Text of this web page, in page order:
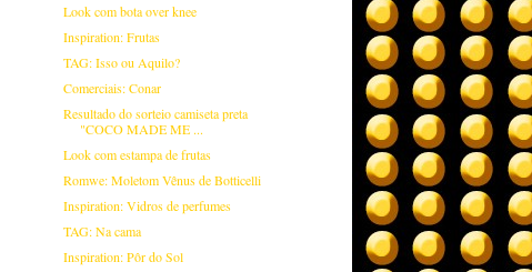
Look com bota over knee
Inspiration: Frutas
TAG: Isso ou Aquilo?
Comerciais: Conar
Resultado do sorteio camiseta preta
"COCO MADE ME ...
Look com estampa de frutas
Romwe: Moletom Vênus de Botticelli
Inspiration: Vidros de perfumes
TAG: Na cama
Inspiration: Pôr do Sol